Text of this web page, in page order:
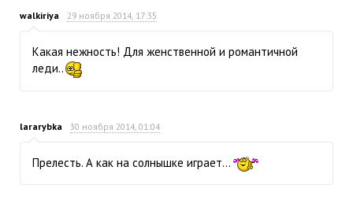
walkiriya 29 ноября 2014, 17:35
Какая нежность! Для женственной и романтичной
леди..
lararybka 30 ноября 2014, 01:04
Прелесть. А как на солнышке играет...